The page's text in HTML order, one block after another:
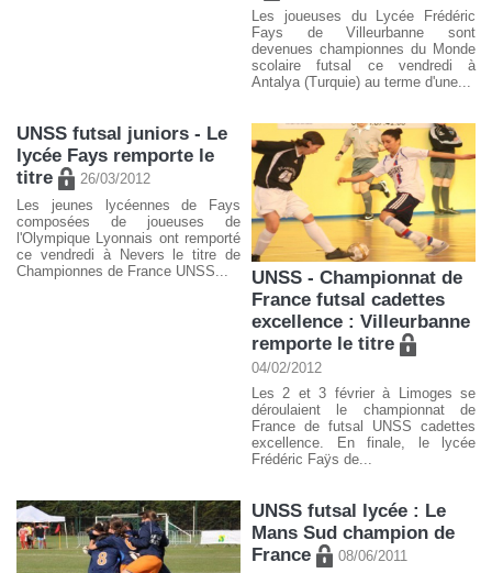
Les joueuses du Lycée Frédéric
Fays de Villeurbanne sont
devenues championnes du Monde
scolaire futsal ce vendredi à
Antalya (Turquie) au terme d'une...
UNSS futsal juniors - Le
lycée Fays remporte le
titre
26/03/2012
Les jeunes lycéennes de Fays
composées de joueuses de
l'Olympique Lyonnais ont remporté
ce vendredi à Nevers le titre de
Championnes de France UNSS...
UNSS - Championnat de
France futsal cadettes
excellence : Villeurbanne
remporte le titre
04/02/2012
Les 2 et 3 février à Limoges se
déroulaient le championnat de
France de futsal UNSS cadettes
excellence. En finale, le lycée
Frédéric Faÿs de...
UNSS futsal lycée : Le
Mans Sud champion de
France
08/06/2011